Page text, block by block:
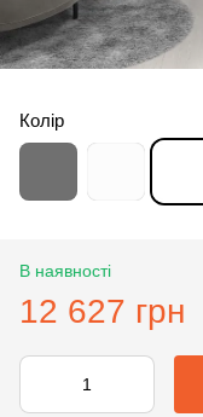
Колір
В наявності
12 627 грн